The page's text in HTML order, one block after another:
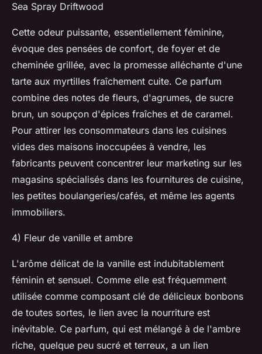
Sea Spray Driftwood
Cette odeur puissante, essentiellement féminine,
évoque des pensées de confort, de foyer et de
cheminée grillée, avec la promesse alléchante d'une
tarte aux myrtilles fraîchement cuite. Ce parfum
combine des notes de fleurs, d'agrumes, de sucre
brun, un soupçon d'épices fraîches et de caramel.
Pour attirer les consommateurs dans les cuisines
vides des maisons inoccupées à vendre, les
fabricants peuvent concentrer leur marketing sur les
magasins spécialisés dans les fournitures de cuisine,
les petites boulangeries/cafés, et même les agents
immobiliers.
4) Fleur de vanille et ambre
L'arôme délicat de la vanille est indubitablement
féminin et sensuel. Comme elle est fréquemment
utilisée comme composant clé de délicieux bonbons
de toutes sortes, le lien avec la nourriture est
inévitable. Ce parfum, qui est mélangé à de l'ambre
riche, quelque peu sucré et terreux, a un lien